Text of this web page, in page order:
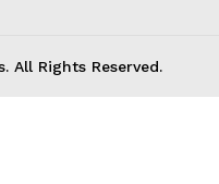
Rights Reserved.